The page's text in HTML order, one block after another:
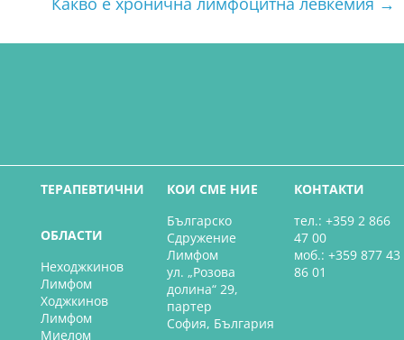
ТЕРАПЕВТИЧНИ
ОБЛАСТИ
Неходжкинов
Лимфом
Ходжкинов
Лимфом
Миелом
КОИ СМЕ НИЕ
Българско
Сдружение
Лимфом
ул. „Розова
долина“ 29,
партер
София, България
КОНТАКТИ
тел.: +359 2 866
47 00
моб.: +359 877 43
86 01